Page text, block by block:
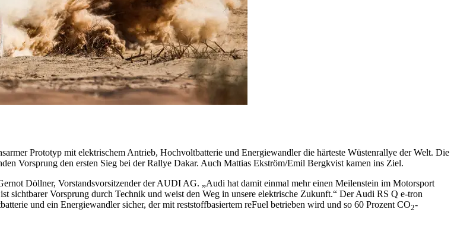
Prototyp mit elektrischem Antrieb, Hochvoltbatterie und Energiewandler die härteste Wüstenrallye der Welt. Die
Vorsprung den ersten Sieg bei der Rallye Dakar. Auch Mattias Ekström/Emil Bergkvist kamen ins Ziel.
Döllner, Vorstandsvorsitzender der AUDI AG. „Audi hat damit einmal mehr einen Meilenstein im Motorsport
sichtbarer Vorsprung durch Technik und weist den Weg in unsere elektrische Zukunft.“ Der Audi RS Q e-tron
und ein Energiewandler sicher, der mit reststoffbasiertem reFuel betrieben wird und so 60 Prozent CO2-